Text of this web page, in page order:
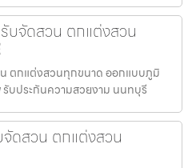
บจัดสวน ตกแต่งสวน
ตกแต่งสวนทุกขนาด ออกแบบภูมิ
บประกันความสวยงาม นนทบุรี
ดสวน ตกแต่งสวน